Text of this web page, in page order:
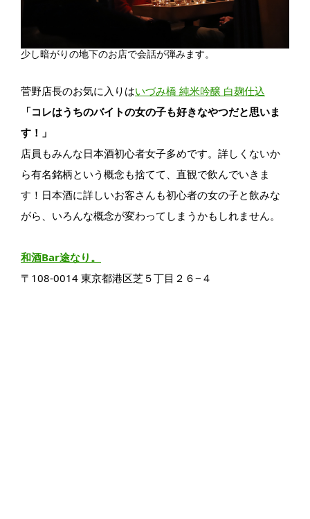
少し暗がりの地下のお店で会話が弾みます。
菅野店長のお気に入りはいづみ橋 純米吟醸 白麹仕込
「コレはうちのバイトの女の子も好きなやつだと思いま
す！」
店員もみんな日本酒初心者女子多めです。詳しくないか
ら有名銘柄という概念も捨てて、直観で飲んでいきま
す！日本酒に詳しいお客さんも初心者の女の子と飲みな
がら、いろんな概念が変わってしまうかもしれません。
和酒Bar途なり。
〒108-0014 東京都港区芝５丁目２６−４